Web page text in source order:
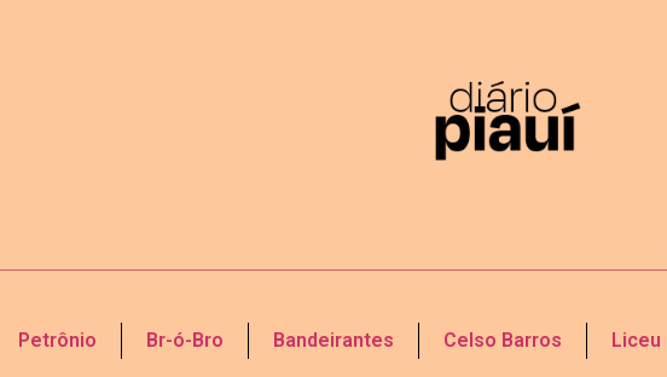
Petrônio Br-ó-Bro Bandeirantes Celso Barros Liceu